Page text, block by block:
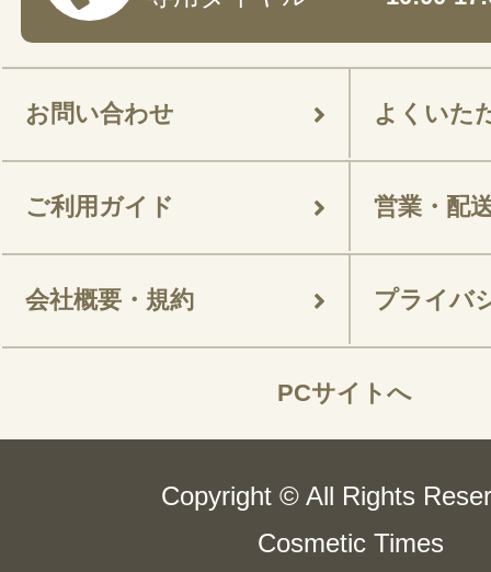
お問い合わせ よくいた
ご利用ガイド 営業・配
会社概要・規約 プライバ
PCサイトへ
Copyright © All Rights
Cosmetic Times